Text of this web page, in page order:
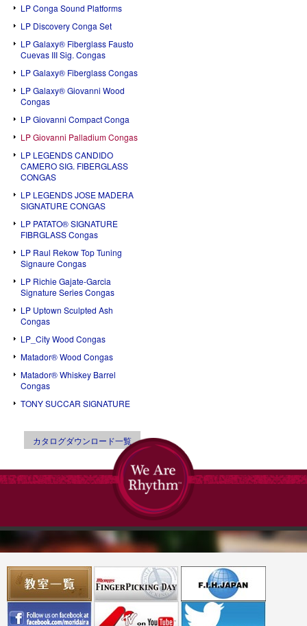
LP Conga Sound Platforms
LP Discovery Conga Set
LP Galaxy® Fiberglass Fausto
Cuevas III Sig. Congas
LP Galaxy® Fiberglass Congas
LP Galaxy® Giovanni Wood
Congas
LP Giovanni Compact Conga
LP Giovanni Palladium Congas
LP LEGENDS CANDIDO
CAMERO SIG. FIBERGLASS
CONGAS
LP LEGENDS JOSE MADERA
SIGNATURE CONGAS
LP PATATO® SIGNATURE
FIBRGLASS Congas
LP Raul Rekow Top Tuning
Signaure Congas
LP Richie Gajate-Garcia
Signature Series Congas
LP Uptown Sculpted Ash
Congas
LP_City Wood Congas
Matador® Wood Congas
Matador® Whiskey Barrel
Congas
TONY SUCCAR SIGNATURE
カタログダウンロード一覧